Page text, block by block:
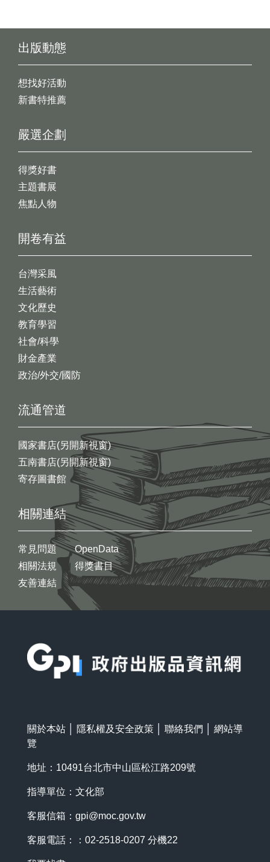
出版動態
想找好活動
新書特推薦
開卷有益
台灣采風
生活藝術
文化歷史
教育學習
社會/科學
財金產業
政治/外交/國防
嚴選企劃
得獎好書
主題書展
焦點人物
流通管道
國家書店(另開新視窗)
五南書店(另開新視窗)
寄存圖書館
相關連結
常見問題
相關法規
友善連結
OpenData
得獎書目
關於本站 隱私權及安全政策 聯絡我們
網站導
覽
地址：10491台北市中山區松江路209號
指導單位：文化部
客服信箱： gpi@moc.gov.tw
客服電話：：02-2518-0207 分機22